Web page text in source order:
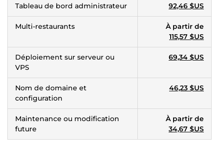
Tableau de bord administrateur 92,46 $US
Multi-restaurants
À partir de
115,57 $US
Déploiement sur serveur ou
VPS
69,34 $US
Nom de domaine et
configuration
46,23 $US
Maintenance ou modification
future
À partir de
34,67 $US